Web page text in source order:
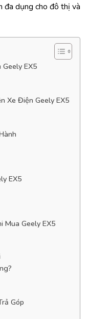
đa dụng cho đô thị và
EX5
Xe Điện Geely EX5
EX5
Mua Geely EX5
Góp